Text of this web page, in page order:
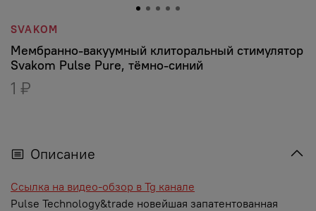
SVAKOM
Мембранно-вакуумный клиторальный стимулятор
Svakom Pulse Pure, тёмно-синий
1 ₽
Описание
Ссылка на видео-обзор в Tg канале
Pulse Technology&trade новейшая запатентованная